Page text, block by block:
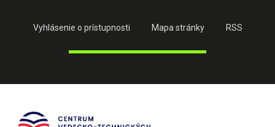
Vyhlásenie o prístupnosti Mapa stránky RSS